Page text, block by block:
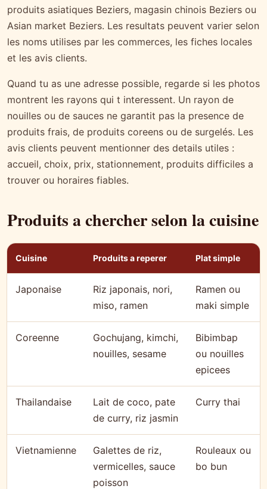
produits asiatiques Beziers, magasin chinois Beziers ou
Asian market Beziers. Les resultats peuvent varier selon
les noms utilises par les commerces, les fiches locales
et les avis clients.
Quand tu as une adresse possible, regarde si les photos
montrent les rayons qui t interessent. Un rayon de
nouilles ou de sauces ne garantit pas la presence de
produits frais, de produits coreens ou de surgelés. Les
avis clients peuvent mentionner des details utiles :
accueil, choix, prix, stationnement, produits difficiles a
trouver ou horaires fiables.
Produits a chercher selon la cuisine
Cuisine Produits a reperer Plat simple
Japonaise
Riz japonais, nori,
miso, ramen
Ramen ou
maki simple
Coreenne
Gochujang, kimchi,
nouilles, sesame
Bibimbap
ou nouilles
epicees
Thailandaise
Lait de coco, pate
de curry, riz jasmin
Curry thai
Vietnamienne
Galettes de riz,
vermicelles, sauce
poisson
Rouleaux ou
bo bun